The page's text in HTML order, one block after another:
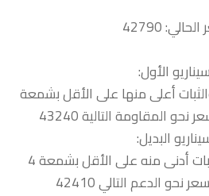
42790
الأول:
المقاومة 43110والثبات أعلى منها على الأقل بشمعة
البديل:
كسر الدعم 42580والثبات أدنى منه على الأقل بشمعة 4
الدعم التالي 42410